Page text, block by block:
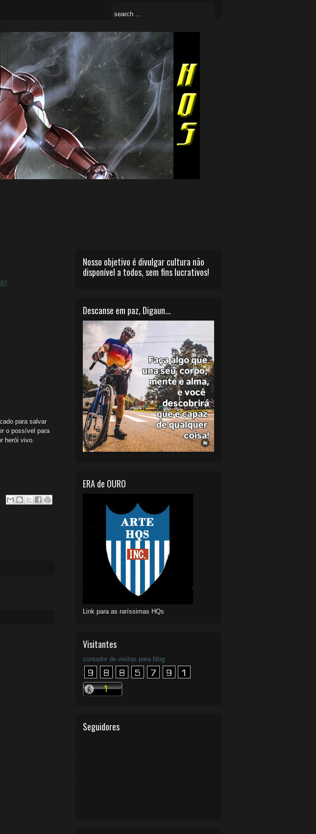
para salvar
o possível para
herói vivo.
Nosso objetivo é divulgar cultura não
disponível a todos, sem fins lucrativos!
Descanse em paz, Digaun...
ERA de OURO
Link para as raríssimas HQs
Visitantes
contador de visitas para blog
Seguidores